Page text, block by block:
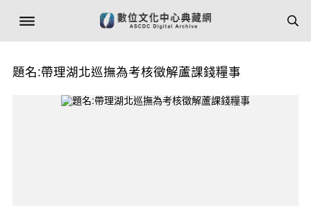
題名:帶理湖北巡撫為考核徵解蘆課錢糧事